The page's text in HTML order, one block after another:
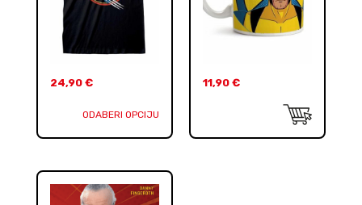
24,90 €
ODABERI OPCIJU
11,90 €